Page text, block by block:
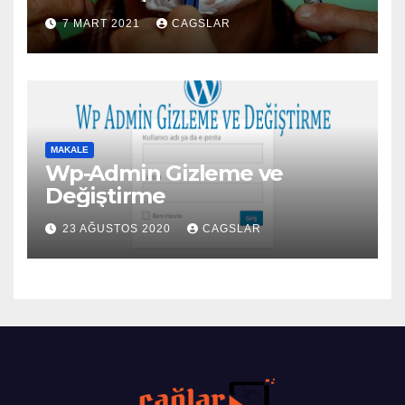
7 MART 2021 CAGSLAR
MAKALE
Wp-Admin Gizleme ve
Değiştirme
23 AĞUSTOS 2020 CAGSLAR